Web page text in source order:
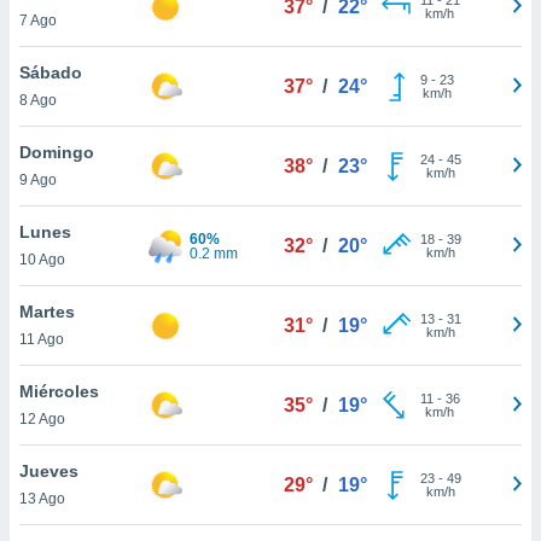
más
nuestra
y
de
disponible
cookies
aceptar
7 Ago
37° / 22°
km/h
Sábado
8 Ago
37° / 24° 9- 23
km/h
Domingo
9 Ago
38° / 23° 24- 45
km/h
Lunes
10 Ago
60%
0.2 mm
32° / 20° 18- 39
km/h
Martes
11 Ago
31° / 19° 13- 31
km/h
Miércoles
12 Ago
35° / 19° 11 - 36
km/h
Jueves
13 Ago
29° / 19° 23- 49
km/h